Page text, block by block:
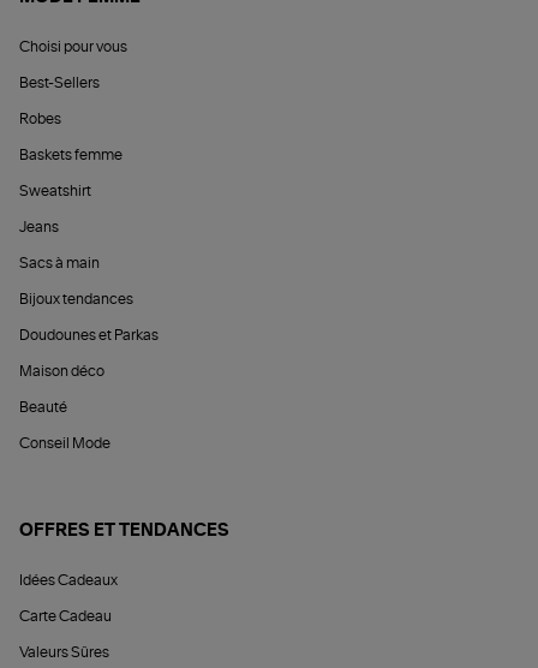
Choisi pour vous
Best-Sellers
Robes
Baskets femme
Sweatshirt
Jeans
Sacs à main
Bijoux tendances
Doudounes et Parkas
Maison déco
Beauté
Conseil Mode
OFFRES ET TENDANCES
Idées Cadeaux
Carte Cadeau
Valeurs Sûres